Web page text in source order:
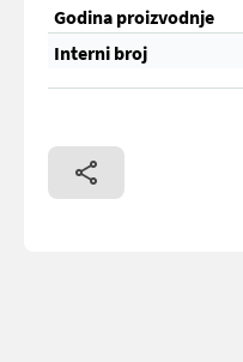
Godina proizvodnje
Interni broj